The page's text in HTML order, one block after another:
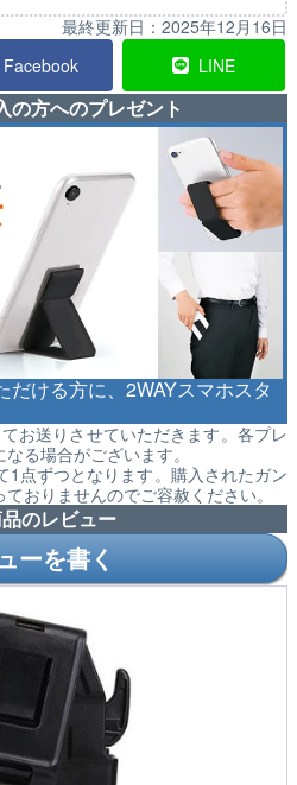
最終更新日： 2025年12月16日
Facebook LINE
の方へのプレゼント
ける方に、2WAYスマホスタ
お送りさせていただきます。各プレ
る場合がございます。
1点ずつとなります。購入されたガン
おりませんのでご容赦ください。
のレビュー
ーを書く